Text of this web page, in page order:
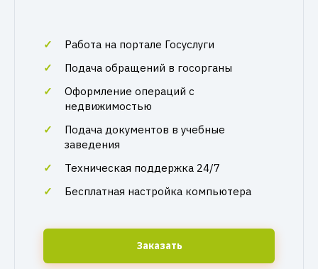
Работа на портале Госуслуги
Подача обращений в госорганы
Оформление операций с
недвижимостью
Подача документов в учебные
заведения
Техническая поддержка 24/7
Бесплатная настройка компьютера
Заказать